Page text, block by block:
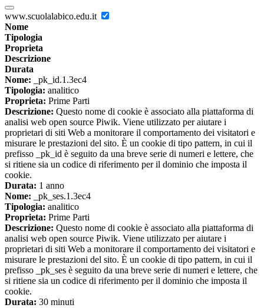
www.scuolalabico.edu.it
Nome
Tipologia
Proprieta
Descrizione
Durata
Nome: _pk_id.1.3ec4
Tipologia: analitico
Proprieta: Prime Parti
Descrizione: Questo nome di cookie è associato alla piattaforma di
analisi web open source Piwik. Viene utilizzato per aiutare i
proprietari di siti Web a monitorare il comportamento dei visitatori e
misurare le prestazioni del sito. È un cookie di tipo pattern, in cui il
prefisso _pk_id è seguito da una breve serie di numeri e lettere, che
si ritiene sia un codice di riferimento per il dominio che imposta il
cookie.
Durata: 1 anno
Nome: _pk_ses.1.3ec4
Tipologia: analitico
Proprieta: Prime Parti
Descrizione: Questo nome di cookie è associato alla piattaforma di
analisi web open source Piwik. Viene utilizzato per aiutare i
proprietari di siti Web a monitorare il comportamento dei visitatori e
misurare le prestazioni del sito. È un cookie di tipo pattern, in cui il
prefisso _pk_ses è seguito da una breve serie di numeri e lettere, che
si ritiene sia un codice di riferimento per il dominio che imposta il
cookie.
Durata: 30 minuti